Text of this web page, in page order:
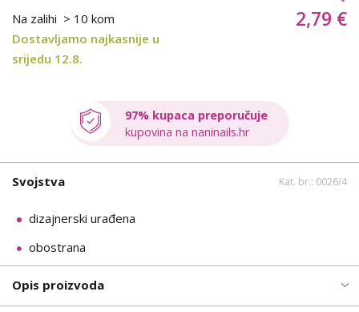
Na zalihi > 10 kom
Dostavljamo najkasnije u
srijedu 12.8.
2,79 €
97% kupaca preporučuje
kupovina na naninails.hr
Svojstva Kat. br.: 0026/4
dizajnerski urađena
obostrana
Opis proizvoda